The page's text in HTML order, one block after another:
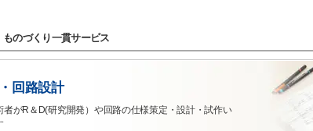
ものづくり一貫サービス
回路設計
者がR＆D(研究開発）や回路の仕様策定・設計・試作い